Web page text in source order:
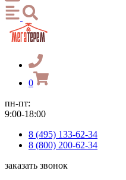
0
пн-пт:
9:00-18:00
8 (495) 133-62-34
8 (800) 200-62-34
заказать звонок